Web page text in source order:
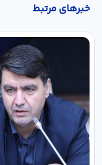
خبر‌های مرتبط